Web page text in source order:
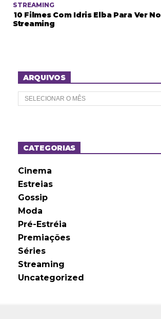
STREAMING
10 Filmes Com Idris Elba Para Ver No
Streaming
ARQUIVOS
A
r
o
sCATEGORIAS
Cinema
Estreias
Gossip
Moda
Pré-Estréia
Premiações
Séries
Streaming
Uncategorized